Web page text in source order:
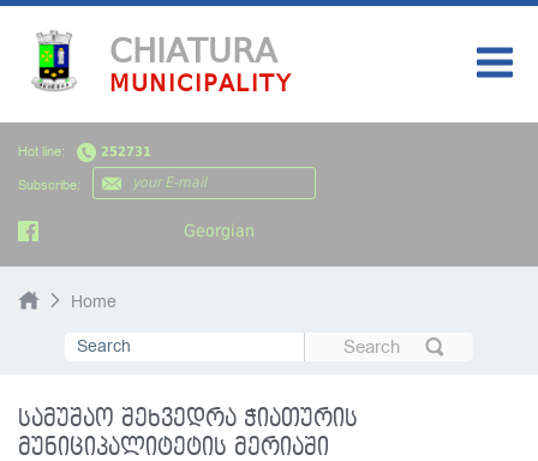
Hot line: 252731
Subscribe:
Georgian
CHIATURA
MUNICIPALITY
HOME
MY CITY
AUTHORITY
NEWS
Home
სამუშაო შეხვედრა ჭიათურის
მუნიციპალიტეტის მერიაში